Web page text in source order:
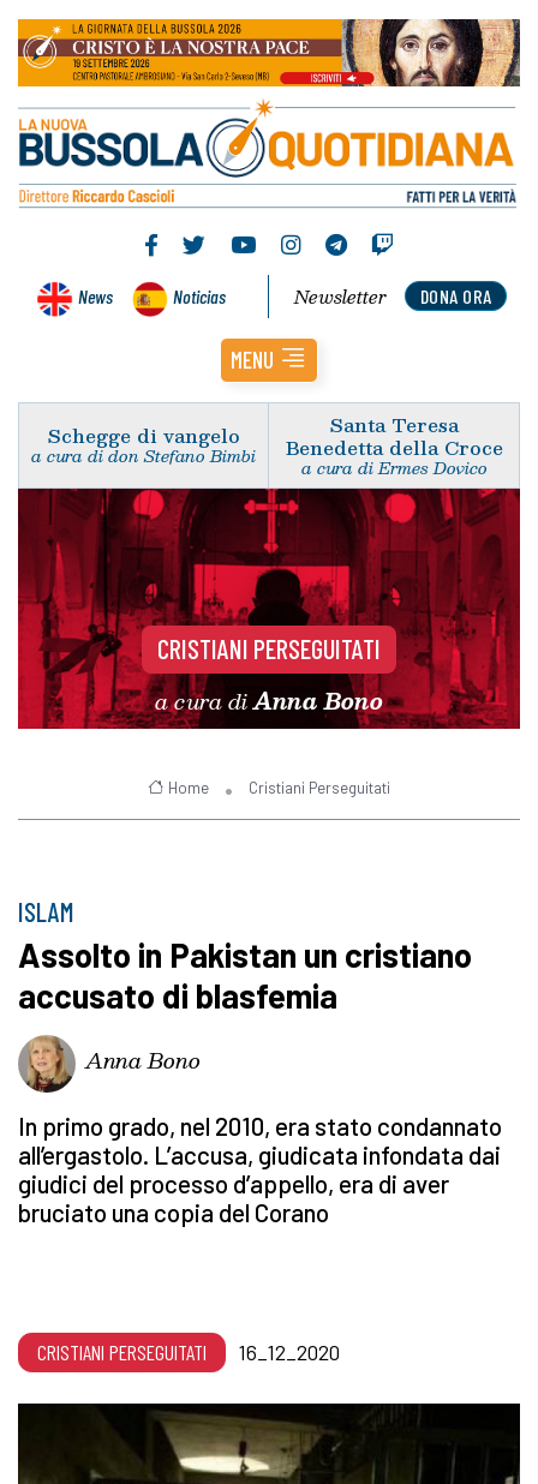
News Noticias DONA ORA
Newsletter
MENU
Schegge di vangelo
a cura di don Stefano Bimbi
Santa Teresa
Benedetta della Croce
a cura di Ermes Dovico
CRISTIANI PERSEGUITATI
a cura diAnna Bono
Home Cristiani Perseguitati
ISLAM
Assolto in Pakistan un cristiano
accusato di blasfemia
Anna Bono
In primo grado, nel 2010, era stato condannato
all’ergastolo. L’accusa, giudicata infondata dai
giudici del processo d’appello, era di aver
bruciato una copia del Corano
CRISTIANI PERSEGUITATI 16_12_2020